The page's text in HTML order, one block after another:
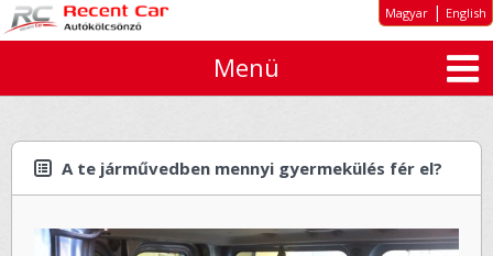
Magyar | English
Menü
Rólunk
Bérleti díjak
Tartós autóbérlés cégeknek
A te járművedben mennyi gyermekülés fér el?